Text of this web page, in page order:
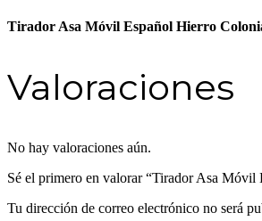
Tirador Asa Móvil Español Hierro
Valoraciones
No hay valoraciones aún.
Sé el primero en valorar “Tirador Asa
Tu dirección de correo electrónico no será